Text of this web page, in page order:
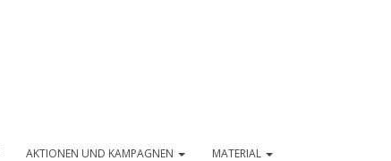
AKTIONEN UND KAMPAGNEN MATERIAL